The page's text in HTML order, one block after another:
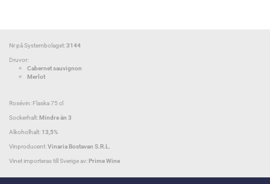
Nr på Systembolaget:3144
Druvor:
Cabernet sauvignon
Merlot
Rosévin: Flaska 75 cl
Sockerhalt:Mindre än 3
Alkoholhalt: 13,5%
Vinproducent:Vinaria Bostavan S.R.L.
Vinet importeras till Sverige av:Prime Wine